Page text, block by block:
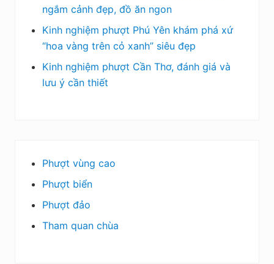
ngắm cảnh đẹp, đồ ăn ngon
Kinh nghiệm phượt Phú Yên khám phá xứ
“hoa vàng trên cỏ xanh” siêu đẹp
Kinh nghiệm phượt Cần Thơ, đánh giá và
lưu ý cần thiết
Phượt vùng cao
Phượt biển
Phượt đảo
Tham quan chùa